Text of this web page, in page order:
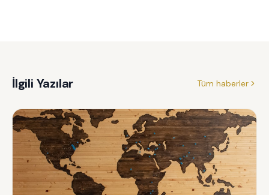
İlgili Yazılar Tüm haberler